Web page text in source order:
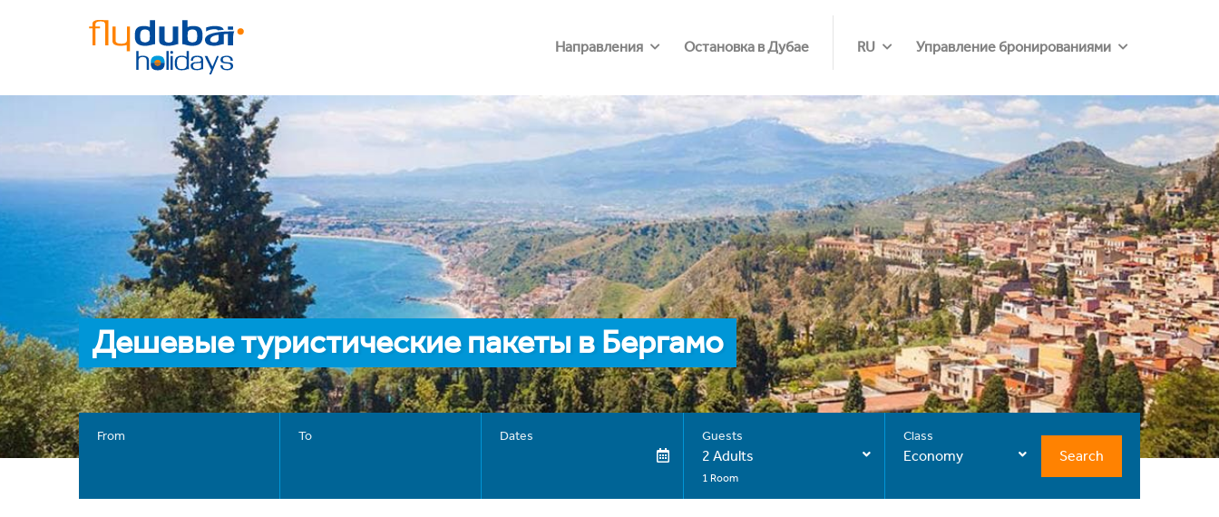
Направления Остановка в Дубае RU Управление бронированиями
Дешевые туристические пакеты в Бергамо
From To Dates Guests
2 Adults
1 Room
Class
Economy Search